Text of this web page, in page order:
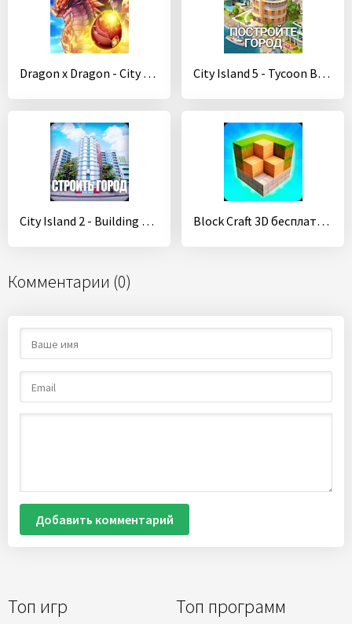
Топ игр Топ программ
Dragon x Dragon - City Sim Game City Island 5 - Tycoon Building Offline Sim Game
City Island 2 - Building Story (Offline sim game) Block Craft 3D бесплатно игры: лучшие симулятор
Комментарии (0)
Добавить комментарий